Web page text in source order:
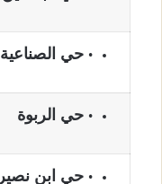
حي الصناعية
حي الربوة
حي ابن نصير